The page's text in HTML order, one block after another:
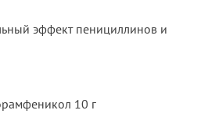
эффект пенициллинов и
10 г